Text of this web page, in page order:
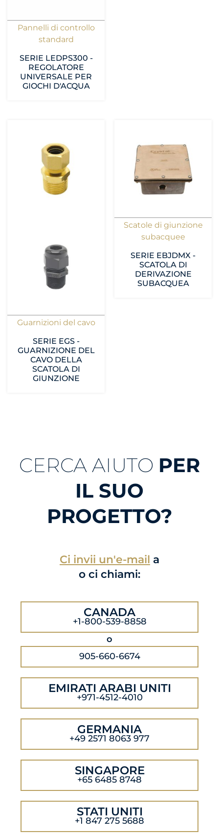
Pannelli di controllo
standard
SERIE LEDPS300 -
REGOLATORE
UNIVERSALE PER
GIOCHI D'ACQUA
Guarnizioni del cavo
SERIE EGS -
GUARNIZIONE DEL
CAVO DELLA
SCATOLA DI
GIUNZIONE
Scatole di giunzione
subacquee
SERIE EBJDMX -
SCATOLA DI
DERIVAZIONE
SUBACQUEA
CERCA AIUTO PER
IL SUO
PROGETTO?
Ci invii un'e-mail a
o ci chiami:
CANADA
+1-800-539-8858
o
905-660-6674
EMIRATI ARABI UNITI
+971-4512-4010
GERMANIA
+49 2571 8063 977
SINGAPORE
+65 6485 8748
STATI UNITI
+1 847 275 5688